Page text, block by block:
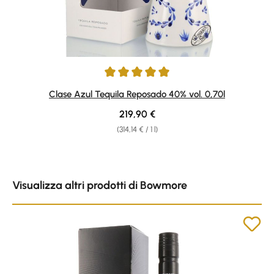
Average rating of 5 out of 5 stars
Clase Azul Tequila Reposado 40% vol. 0,70l
(314,14 € / 1 l)
Regular price:
219,90 €
Visualizza altri prodotti di Bowmore